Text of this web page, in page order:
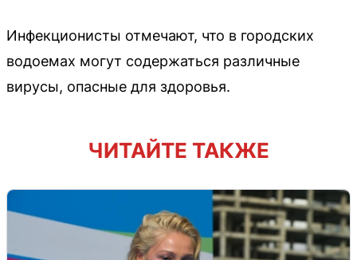
Инфекционисты отмечают, что в городских
водоемах могут содержаться различные
вирусы, опасные для здоровья.
ЧИТАЙТЕ ТАКЖЕ